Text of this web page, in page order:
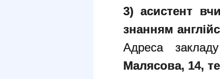
3) асистент
знанням
Адреса
Малясова, 14,